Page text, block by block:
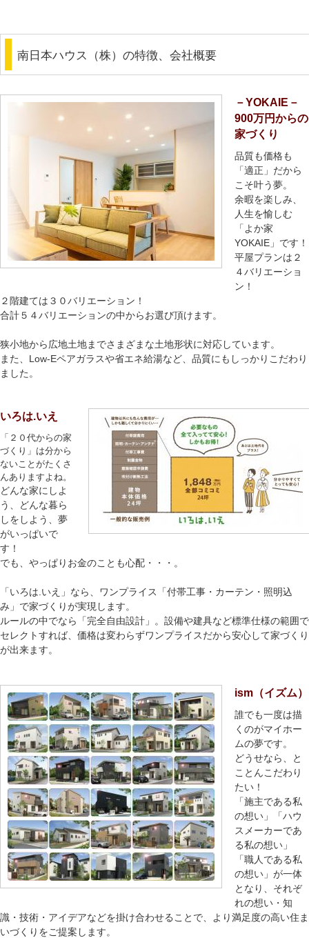
南日本ハウス（株）の特徴、会社概要
－YOKAIE－
900万円からの
家づくり
品質も価格も
「適正」だから
こそ叶う夢。
余暇を楽しみ、
人生を愉しむ
「よか家
YOKAIE」です！
平屋プランは２
４バリエーショ
ン！
２階建ては３０バリエーション！
合計５４バリエーションの中からお選び頂けます。
狭小地から広地土地までさまざまな土地形状に対応しています。
また、Low-Eペアガラスや省エネ給湯など、品質にもしっかりこだわり
ました。
いろは.いえ
「２０代からの家
づくり」は分から
ないことがたくさ
んありますよね。
どんな家にしよ
う、どんな暮ら
しをしよう、夢
がいっぱいで
す！
でも、やっぱりお金のことも心配・・・。
「いろは.いえ」なら、ワンプライス「付帯工事・カーテン・照明込
み」で家づくりが実現します。
ルールの中でなら「完全自由設計」。設備や建具など標準仕様の範囲で
セレクトすれば、価格は変わらずワンプライスだから安心して家づくり
が出来ます。
ism（イズム）
誰でも一度は描
くのがマイホー
ムの夢です。
どうせなら、と
ことんこだわり
たい！
「施主である私
の想い」「ハウ
スメーカーであ
る私の想い」
「職人である私
の想い」が一体
となり、それぞ
れの想い・知
識・技術・アイデアなどを掛け合わせることで、より満足度の高い住ま
いづくりをご提案します。